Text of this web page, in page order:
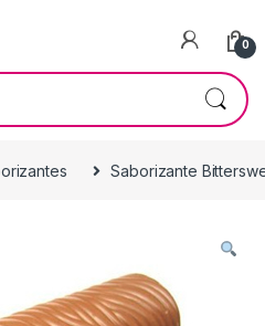
0
Saborizante